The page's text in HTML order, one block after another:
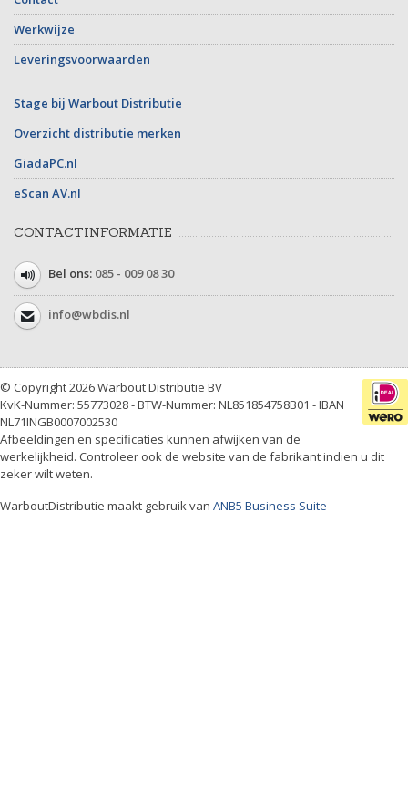
Werkwijze
Leveringsvoorwaarden
Stage bij Warbout Distributie
Overzicht distributie merken
GiadaPC.nl
eScan AV.nl
CONTACTINFORMATIE
Bel ons: 085 - 009 08 30
info@wbdis.nl
© Copyright 2026 Warbout Distributie BV
KvK-Nummer: 55773028 - BTW-Nummer: NL851854758B01 - IBAN
NL71INGB0007002530
Afbeeldingen en specificaties kunnen afwijken van de
werkelijkheid. Controleer ook de website van de fabrikant indien u dit
zeker wilt weten.
WarboutDistributie maakt gebruik van ANB5 Business Suite